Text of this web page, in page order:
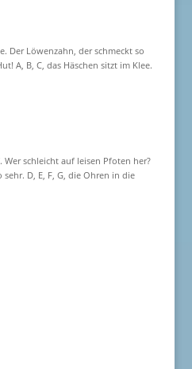
Der Löwenzahn, der schmeckt so
A, B, C, das Häschen sitzt im Klee.
Wer schleicht auf leisen Pfoten her?
sehr. D, E, F, G, die Ohren in die